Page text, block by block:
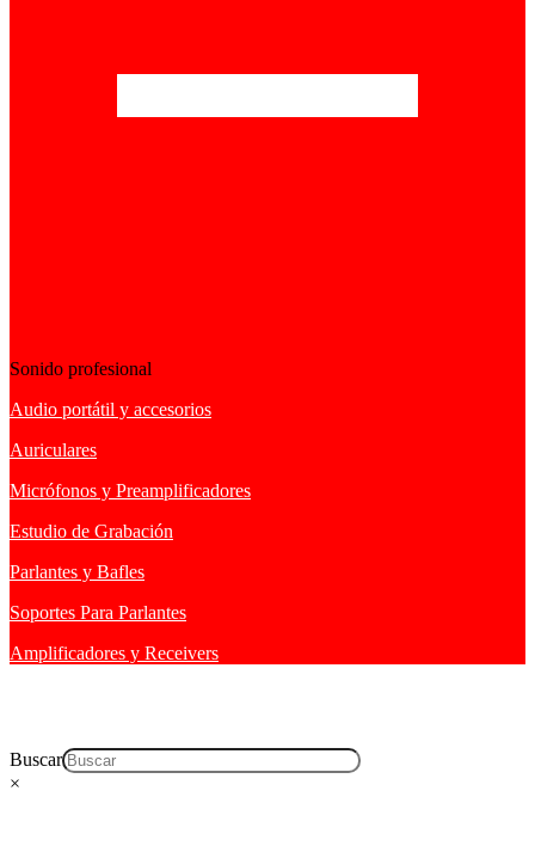
Sonido profesional
Audio portátil y accesorios
Auriculares
Micrófonos y Preamplificadores
Estudio de Grabación
Parlantes y Bafles
Soportes Para Parlantes
Amplificadores y Receivers
Buscar
×